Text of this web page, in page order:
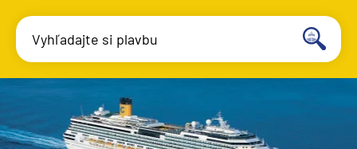
Vyhľadajte si plavbu